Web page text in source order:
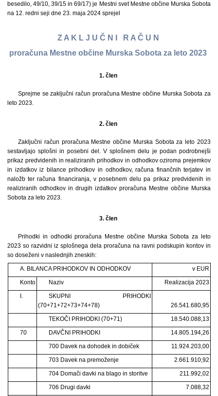
besedilo, 49/10, 39/15 in 69/17) je Mestni svet Mestne občine Murska Sobota
na 12. redni seji dne 23. maja 2024 sprejel
Z A K L J U Č N I R A Č U N
proračuna Mestne občine Murska Sobota za leto 2023
1. člen
Sprejme se zaključni račun proračuna Mestne občine Murska Sobota za
leto 2023.
2. člen
Zaključni račun proračuna Mestne občine Murska Sobota za leto 2023
sestavljajo splošni in posebni del. V splošnem delu je podan podrobnejši
prikaz predvidenih in realiziranih prihodkov in odhodkov oziroma prejemkov
in izdatkov iz bilance prihodkov in odhodkov, računa finančnih terjatev in
naložb ter računa financiranja, v posebnem delu pa prikaz predvidenih in
realiziranih odhodkov in drugih izdatkov proračuna Mestne občine Murska
Sobota za leto 2023.
3. člen
Prihodki in odhodki proračuna Mestne občine Murska Sobota za leto
2023 so razvidni iz splošnega dela proračuna na ravni podskupin kontov in
so doseženi v naslednjih zneskih:
A. BILANCA PRIHODKOV IN ODHODKOV
v EUR
Konto
Naziv
Realizacija 2023
I.
SKUPNI PRIHODKI
(70+71+72+73+74+78)
26.541.680,95
TEKOČI PRIHODKI (70+71)
18.540.088,13
70
DAVČNI PRIHODKI
14.805.194,26
700 Davek na dohodek in dobiček
11.924.203,00
703 Davek na premoženje
2.661.910,92
704 Domači davki na blago in storitve
211.992,02
706 Drugi davki
7.088,32